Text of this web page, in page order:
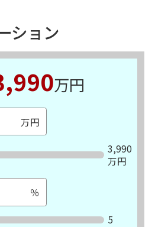
ション
万円
3,990
万円
5